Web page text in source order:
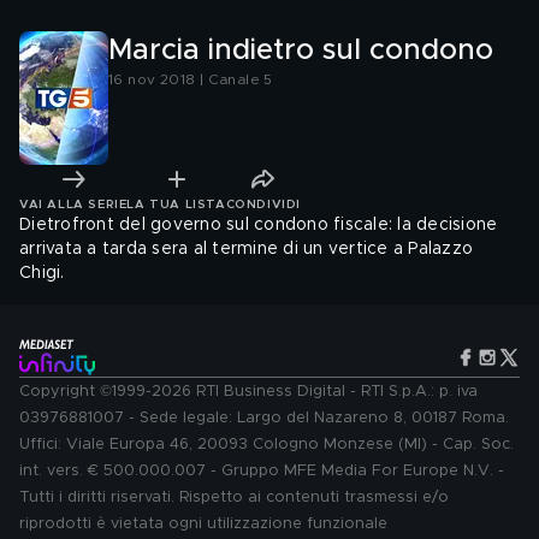
Marcia indietro sul condono
16 nov 2018 | Canale 5
VAI ALLA SERIE LA TUA LISTA CONDIVIDI
Dietrofront del governo sul condono fiscale: la decisione
arrivata a tarda sera al termine di un vertice a Palazzo
Chigi.
Copyright ©1999-2026 RTI Business Digital - RTI S.p.A.: p. iva
03976881007 - Sede legale: Largo del Nazareno 8, 00187 Roma.
Uffici: Viale Europa 46, 20093 Cologno Monzese (MI) - Cap. Soc.
int. vers. € 500.000.007 - Gruppo MFE Media For Europe N.V. -
Tutti i diritti riservati. Rispetto ai contenuti trasmessi e/o
riprodotti è vietata ogni utilizzazione funzionale